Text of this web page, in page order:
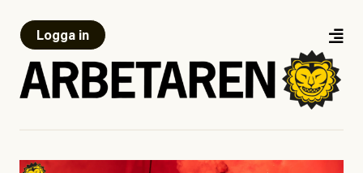
Logga in